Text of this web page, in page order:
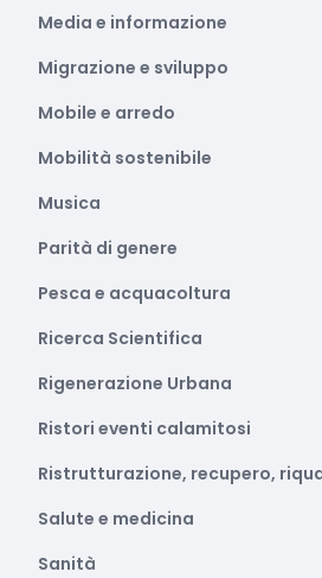
Media e informazione
Migrazione e sviluppo
Mobile e arredo
Mobilità sostenibile
Musica
Parità di genere
Pesca e acquacoltura
Ricerca Scientifica
Rigenerazione Urbana
Ristori eventi calamitosi
Ristrutturazione, recupero,
Salute e medicina
Sanità